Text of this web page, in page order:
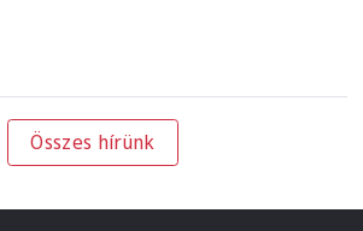
Összes hírünk